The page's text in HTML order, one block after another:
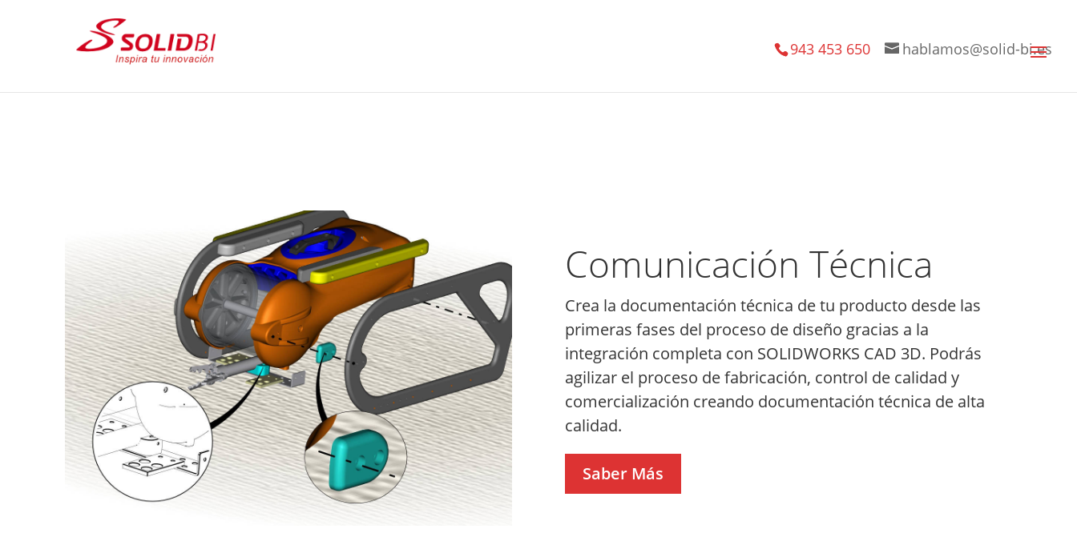
943 453 650 hablamos@solid-bi.es
Comunicación Técnica
Crea la documentación técnica de tu producto desde las
primeras fases del proceso de diseño gracias a la
integración completa con SOLIDWORKS CAD 3D. Podrás
agilizar el proceso de fabricación, control de calidad y
comercialización creando documentación técnica de alta
calidad.
Saber Más